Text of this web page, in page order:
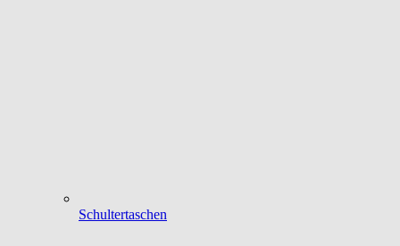
Schultertaschen